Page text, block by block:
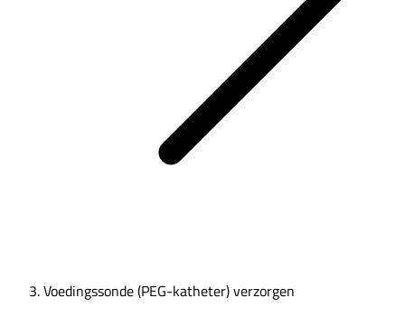
Voedingssonde (PEG-katheter) verzorgen